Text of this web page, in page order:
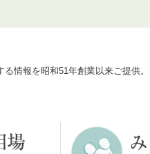
情報を昭和51年創業以来ご提供。